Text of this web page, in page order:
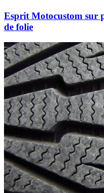
Esprit Motocustom sur
de folie